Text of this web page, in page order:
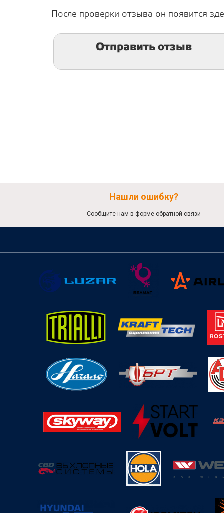
После проверки отзыва он появится
Отправить отзыв
Нашли ошибку?
Сообщите нам в форме обратной связи